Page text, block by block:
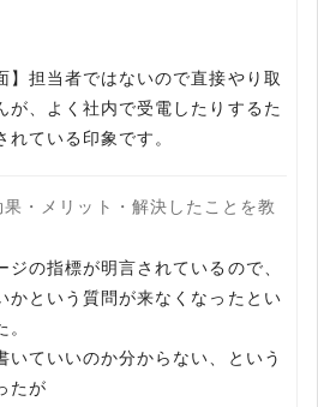
】担当者ではないので直接やり取
が、よく社内で受電したりするた
ている印象です。
・メリット・解決したことを教
ジの指標が明言されているので、
かという質問が来なくなったとい
いていいのか分からない、という
たが